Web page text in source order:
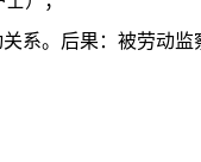
系。后果：被劳动监